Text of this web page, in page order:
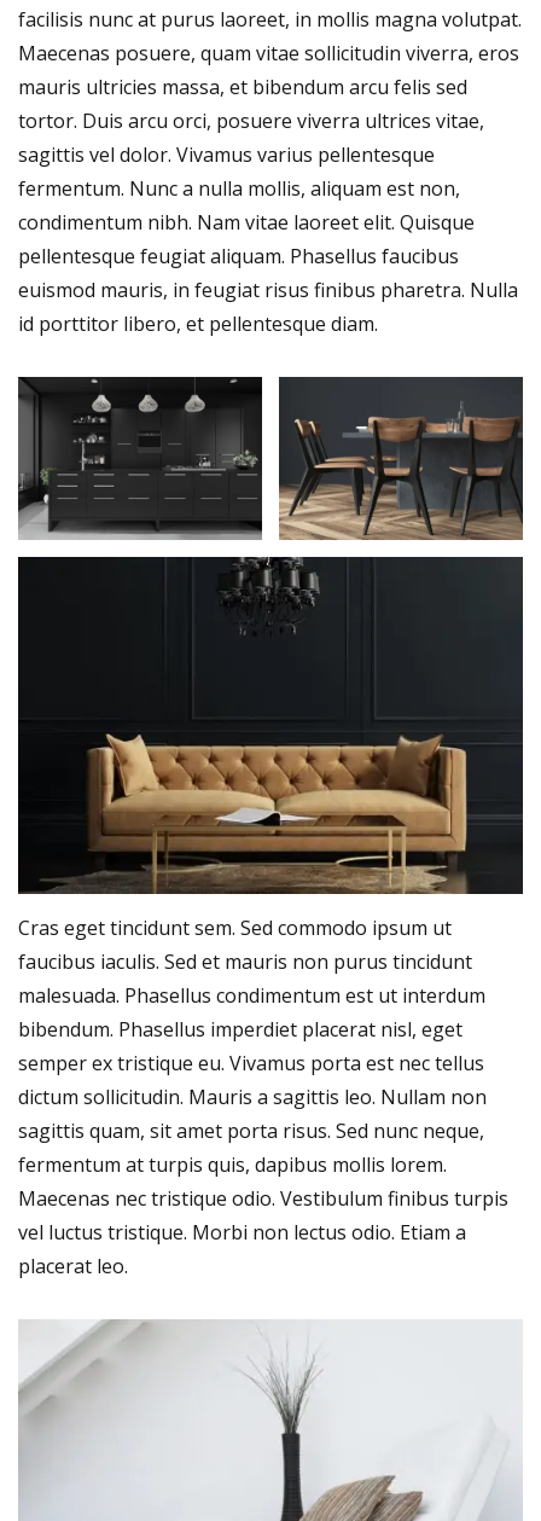
facilisis nunc at purus laoreet, in mollis magna volutpat.
Maecenas posuere, quam vitae sollicitudin viverra, eros
mauris ultricies massa, et bibendum arcu felis sed
tortor. Duis arcu orci, posuere viverra ultrices vitae,
sagittis vel dolor. Vivamus varius pellentesque
fermentum. Nunc a nulla mollis, aliquam est non,
condimentum nibh. Nam vitae laoreet elit. Quisque
pellentesque feugiat aliquam. Phasellus faucibus
euismod mauris, in feugiat risus finibus pharetra. Nulla
id porttitor libero, et pellentesque diam.
Cras eget tincidunt sem. Sed commodo ipsum ut
faucibus iaculis. Sed et mauris non purus tincidunt
malesuada. Phasellus condimentum est ut interdum
bibendum. Phasellus imperdiet placerat nisl, eget
semper ex tristique eu. Vivamus porta est nec tellus
dictum sollicitudin. Mauris a sagittis leo. Nullam non
sagittis quam, sit amet porta risus. Sed nunc neque,
fermentum at turpis quis, dapibus mollis lorem.
Maecenas nec tristique odio. Vestibulum finibus turpis
vel luctus tristique. Morbi non lectus odio. Etiam a
placerat leo.